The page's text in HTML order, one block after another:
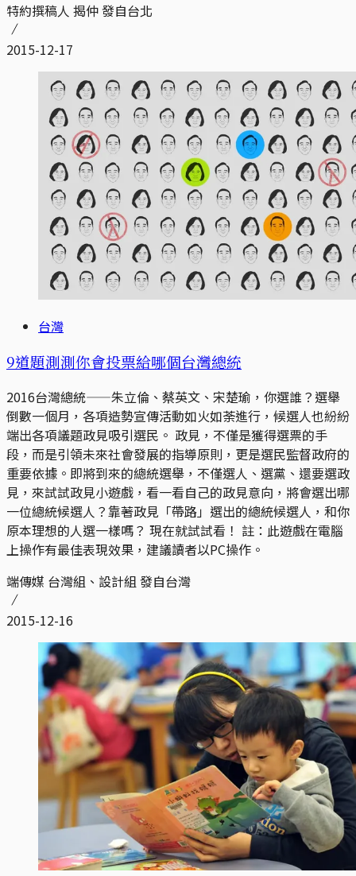
特約撰稿人 揭仲 發自台北
2015-12-17
台灣
9道題測測你會投票給哪個台灣總統
2016台灣總統——朱立倫、蔡英文、宋楚瑜，你選誰？選舉
倒數一個月，各項造勢宣傳活動如火如荼進行，候選人也紛紛
端出各項議題政見吸引選民。 政見，不僅是獲得選票的手
段，而是引領未來社會發展的指導原則，更是選民監督政府的
重要依據。即將到來的總統選舉，不僅選人、選黨、還要選政
見，來試試政見小遊戲，看一看自己的政見意向，將會選出哪
一位總統候選人？靠著政見「帶路」選出的總統候選人，和你
原本理想的人選一樣嗎？ 現在就試試看！ 註：此遊戲在電腦
上操作有最佳表現效果，建議讀者以PC操作。
端傳媒 台灣組、設計組 發自台灣
2015-12-16